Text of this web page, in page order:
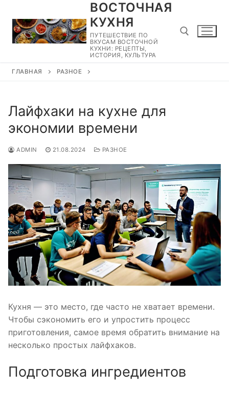
содержимому
ВОСТОЧНАЯ
КУХНЯ
ПУТЕШЕСТВИЕ ПО
ВКУСАМ ВОСТОЧНОЙ
КУХНИ: РЕЦЕПТЫ,
ИСТОРИЯ, КУЛЬТУРА
ГЛАВНАЯ РАЗНОЕ
Лайфхаки на кухне для
экономии времени
ADMIN 21.08.2024 РАЗНОЕ
Кухня — это место, где часто не хватает времени.
Чтобы сэкономить его и упростить процесс
приготовления, самое время обратить внимание на
несколько простых лайфхаков.
Подготовка ингредиентов